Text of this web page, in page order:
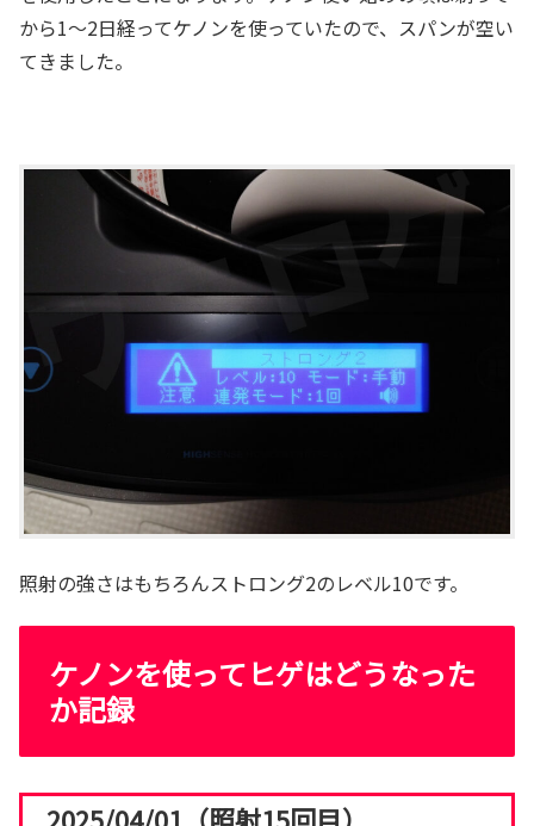
から1～2日経ってケノンを使っていたので、スパンが空い
てきました。
照射の強さはもちろんストロング2のレベル10です。
ケノンを使ってヒゲはどうなった
か記録